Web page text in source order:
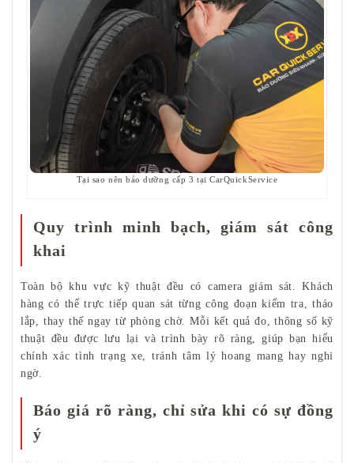
Tại sao nên bảo dưỡng cấp 3 tại CarQuickService
Quy trình minh bạch, giám sát công
khai
Toàn bộ khu vực kỹ thuật đều có camera giám sát. Khách
hàng có thể trực tiếp quan sát từng công đoạn kiểm tra, tháo
lắp, thay thế ngay từ phòng chờ. Mỗi kết quả đo, thông số kỹ
thuật đều được lưu lại và trình bày rõ ràng, giúp bạn hiểu
chính xác tình trạng xe, tránh tâm lý hoang mang hay nghi
ngờ.
Báo giá rõ ràng, chỉ sửa khi có sự đồng
ý